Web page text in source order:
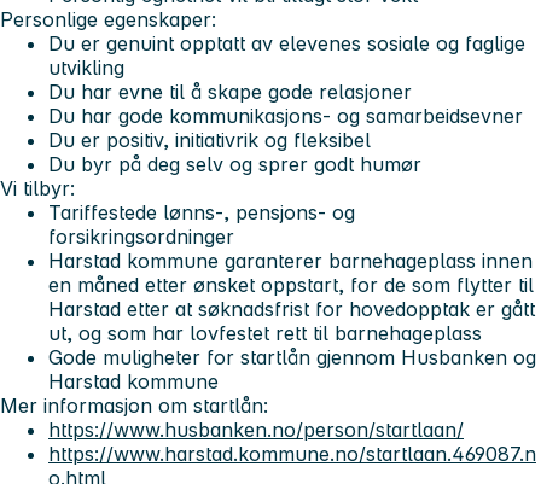
Personlige egenskaper:
Du er genuint opptatt av elevenes sosiale og faglige
utvikling
Du har evne til å skape gode relasjoner
Du har gode kommunikasjons- og samarbeidsevner
Du er positiv, initiativrik og fleksibel
Du byr på deg selv og sprer godt humør
Vi tilbyr:
Tariffestede lønns-, pensjons- og
forsikringsordninger
Harstad kommune garanterer barnehageplass innen
en måned etter ønsket oppstart, for de som flytter til
Harstad etter at søknadsfrist for hovedopptak er gått
ut, og som har lovfestet rett til barnehageplass
Gode muligheter for startlån gjennom Husbanken og
Harstad kommune
Mer informasjon om startlån:
https://www.husbanken.no/person/startlaan/
https://www.harstad.kommune.no/startlaan.469087.n
o.html